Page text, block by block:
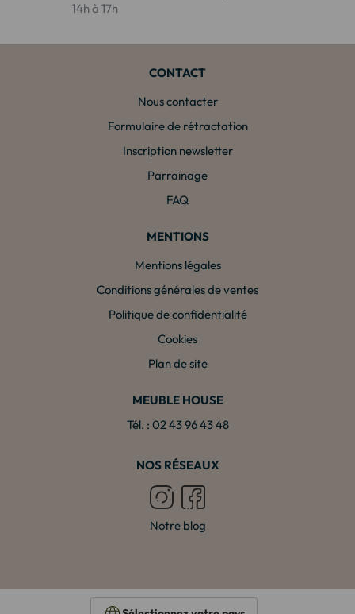
14h à 17h
CONTACT
Nous contacter
Formulaire de rétractation
Inscription newsletter
Parrainage
FAQ
MENTIONS
Mentions légales
Conditions générales de ventes
Politique de confidentialité
Cookies
Plan de site
MEUBLE HOUSE
Tél. : 02 43 96 43 48
NOS RÉSEAUX
Notre blog